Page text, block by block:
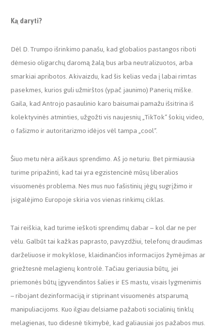
Ką daryti?
Dėl D. Trumpo išrinkimo panašu, kad globalios pastangos riboti
dėmesio oligarchų daromą žalą bus arba neutralizuotos, arba
smarkiai apribotos. Akivaizdu, kad šis kelias veda į labai rimtas
pasekmes, kurios guli užmirštos (ypač jaunimo) Panerių miške.
Gaila, kad Antrojo pasaulinio karo baisumai pamažu išsitrina iš
kolektyvinės atminties, užgožti vis naujesnių „TikTok“ šokių video,
o fašizmo ir autoritarizmo idėjos vėl tampa „cool“.
Šiuo metu nėra aiškaus sprendimo. Aš jo neturiu. Bet pirmiausia
turime pripažinti, kad tai yra egzistencinė mūsų liberalios
visuomenės problema. Nes mus nuo fašistinių jėgų sugrįžimo ir
įsigalėjimo Europoje skiria vos vienas rinkimų ciklas.
Tai reiškia, kad turime ieškoti sprendimų dabar – kol dar ne per
vėlu. Galbūt tai kažkas paprasto, pavyzdžiui, telefonų draudimas
darželiuose ir mokyklose, klaidinančios informacijos žymėjimas ar
griežtesnė melagienų kontrolė. Tačiau geriausia būtų, jei
priemonės būtų įgyvendintos šalies ir ES mastu, visais lygmenimis
– ribojant dezinformaciją ir stiprinant visuomenės atsparumą
manipuliacijoms. Kuo ilgiau delsiame pažaboti socialinių tinklų
melagienas, tuo didesnė tikimybė, kad galiausiai jos pažabos mus.